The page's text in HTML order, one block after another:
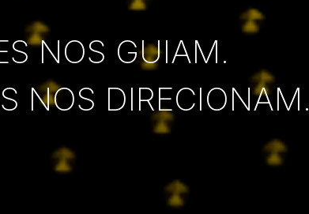
NOS GUIAM.
NOS DIRECIONAM.